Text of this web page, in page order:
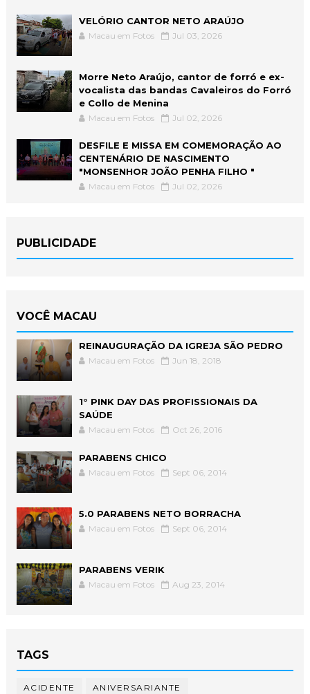
VELÓRIO CANTOR NETO ARAÚJO
Macau em Fotos Jul 03, 2026
Morre Neto Araújo, cantor de forró e ex-
vocalista das bandas Cavaleiros do Forró
e Collo de Menina
Macau em Fotos Jul 02, 2026
DESFILE E MISSA EM COMEMORAÇÃO AO
CENTENÁRIO DE NASCIMENTO
"MONSENHOR JOÃO PENHA FILHO "
Macau em Fotos Jul 02, 2026
PUBLICIDADE
VOCÊ MACAU
REINAUGURAÇÃO DA IGREJA SÃO PEDRO
Macau em Fotos Jun 18, 2018
1° PINK DAY DAS PROFISSIONAIS DA
SAÚDE
Macau em Fotos Oct 26, 2016
PARABENS CHICO
Macau em Fotos Sept 06, 2014
5.0 PARABENS NETO BORRACHA
Macau em Fotos Sept 06, 2014
PARABENS VERIK
Macau em Fotos Aug 23, 2014
TAGS
ACIDENTE ANIVERSARIANTE